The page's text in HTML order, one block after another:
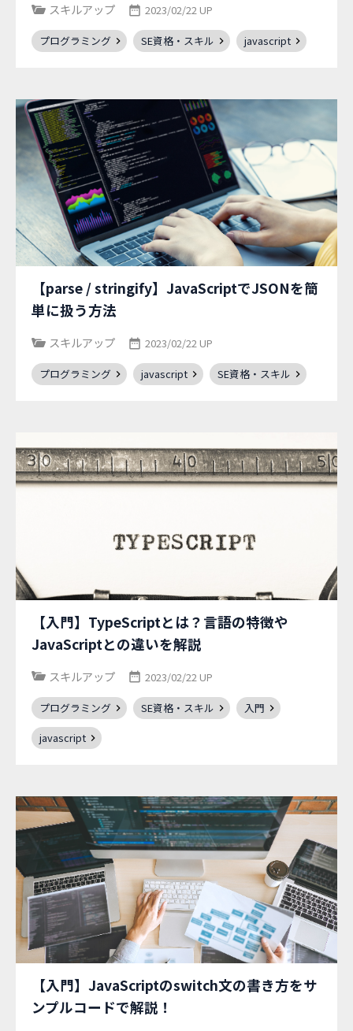
スキルアップ 2023/02/22 UP
プログラミング SE資格・スキル javascript
【parse / stringify】JavaScriptでJSONを簡
単に扱う方法
スキルアップ 2023/02/22 UP
プログラミング javascript SE資格・スキル
【入門】TypeScriptとは？言語の特徴や
JavaScriptとの違いを解説
スキルアップ 2023/02/22 UP
プログラミング SE資格・スキル
入門
javascript
【入門】JavaScriptのswitch文の書き方をサ
ンプルコードで解説！